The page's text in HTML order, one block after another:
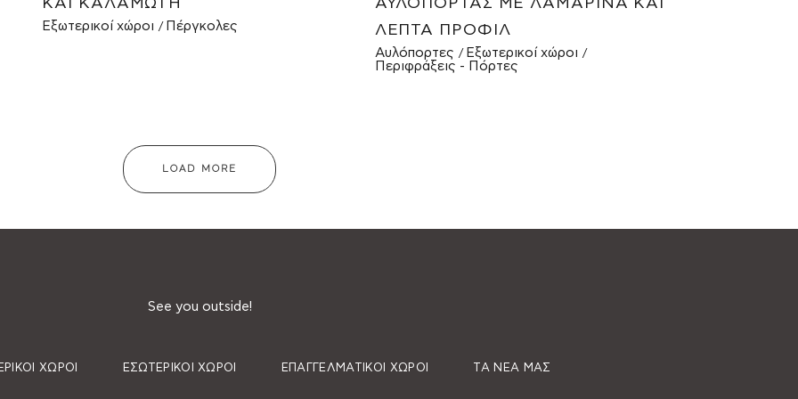
ΚΑΙ ΚΑΛΑΜΩΤΉ
Εξωτερικοί χώροι Πέργκολες
ΑΥΛΌΠΟΡΤΑΣ ΜΕ ΛΑΜΑΡΊΝΑ ΚΑΙ
ΛΕΠΤΆ ΠΡΟΦΊΛ
Αυλόπορτες
Εξωτερικοί χώροι
Περιφράξεις - Πόρτες
LOAD MORE
See you outside!
ΧΏΡΟΙ ΕΣΩΤΕΡΙΚΟΊ ΧΏΡΟΙ ΕΠΑΓΓΕΛΜΑΤΙΚΟΊ ΧΏΡΟΙ ΤΑ ΝΈΑ ΜΑΣ